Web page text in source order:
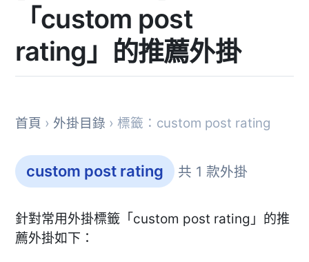
「custom post
rating」的推薦外掛
首頁 › 外掛目錄 › 標籤：custom post rating
custom post rating 共 1 款外掛
針對常用外掛標籤「custom post rating」的推
薦外掛如下：